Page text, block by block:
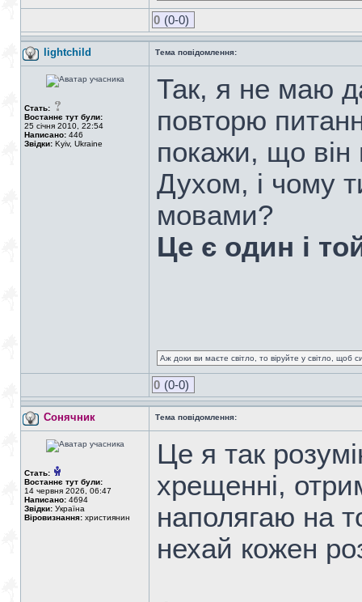
0 (0-0)
lightchild Тема повідомлення:
Стать:
Востаннє тут були:
25 січня 2010, 22:54
Написано: 446
Звідки: Kyiv, Ukraine
Так, я не маю
повторю
покажи, що він
Духом, і чому
мовами?
Це є один і
Аж доки ви маєте світло, то віруйте у світло, щоб
0 (0-0)
Сонячник Тема повідомлення:
Стать:
Востаннє тут були:
14 червня 2026, 06:47
Написано: 4694
Звідки: Україна
Віровизнання: християнин
Це я так
хрещенні,
наполягаю на
нехай кожен